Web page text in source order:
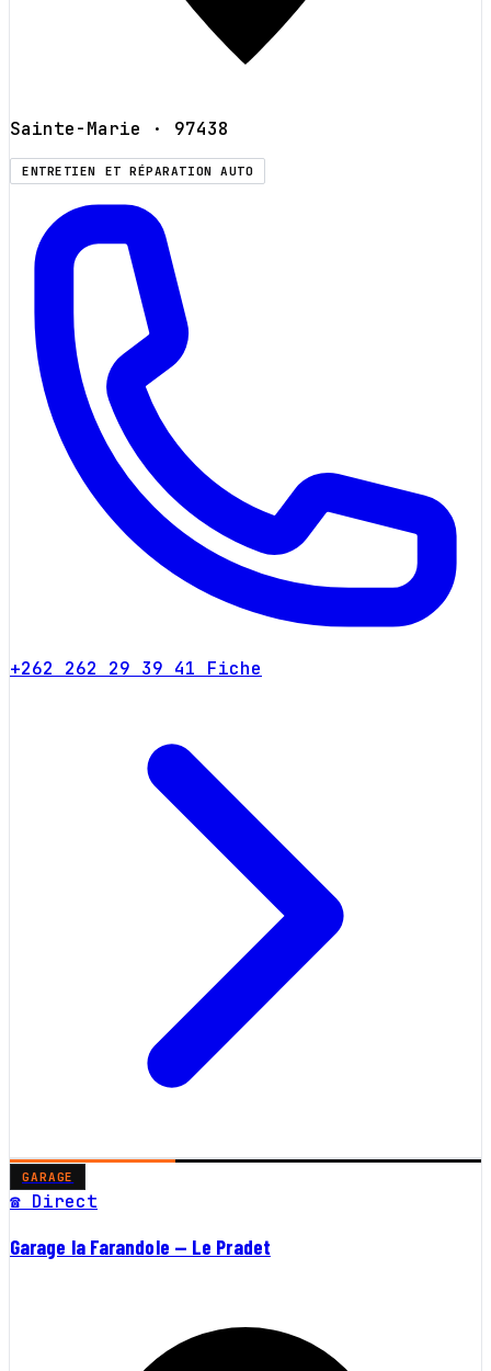
Sainte-Marie · 97438
ENTRETIEN ET RÉPARATION AUTO
+262 262 29 39 41 Fiche
GARAGE
☎ Direct
Garage la Farandole — Le Pradet